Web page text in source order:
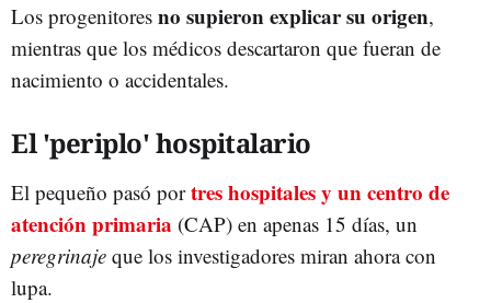
Los progenitores no supieron explicar su origen,
mientras que los médicos descartaron que fueran de
nacimiento o accidentales.
El 'periplo' hospitalario
El pequeño pasó por tres hospitales y un centro de
atención primaria (CAP) en apenas 15 días, un
peregrinaje que los investigadores miran ahora con
lupa.